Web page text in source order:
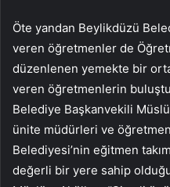
Öte yandan Beylikdüzü
veren öğretmenler de
düzenlenen yemekte bir
veren öğretmenlerin
Belediye Başkanvekili
ünite müdürleri ve
Belediyesi’nin eğitmen
değerli bir yere sahip